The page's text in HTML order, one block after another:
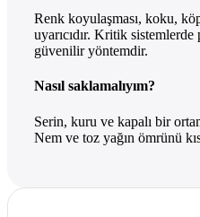
Renk koyulaşması, koku,
uyarıcıdır. Kritik
güvenilir yöntemdir.
Nasıl saklamalıyım?
Serin, kuru ve kapalı bir
Nem ve toz yağın ömrünü